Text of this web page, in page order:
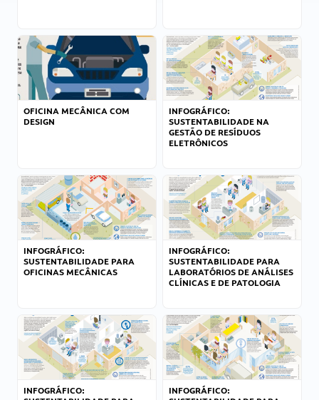
OFICINA MECÂNICA COM
DESIGN
INFOGRÁFICO:
SUSTENTABILIDADE NA
GESTÃO DE RESÍDUOS
ELETRÔNICOS
INFOGRÁFICO:
SUSTENTABILIDADE PARA
OFICINAS MECÂNICAS
INFOGRÁFICO:
SUSTENTABILIDADE PARA
LABORATÓRIOS DE ANÁLISES
CLÍNICAS E DE PATOLOGIA
INFOGRÁFICO:
INFOGRÁFICO: